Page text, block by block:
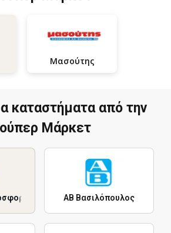
Μασούτης
καταστήματα από την
Μάρκετ
ΑΒ Βασιλόπουλος